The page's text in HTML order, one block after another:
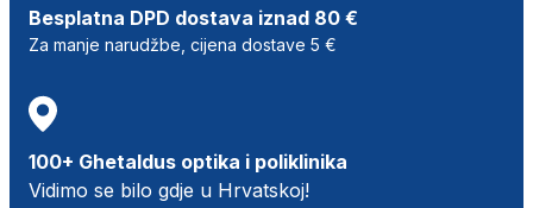
Besplatna DPD dostava iznad 80 €
Za manje narudžbe, cijena dostave 5 €
100+ Ghetaldus optika i poliklinika
Vidimo se bilo gdje u Hrvatskoj!